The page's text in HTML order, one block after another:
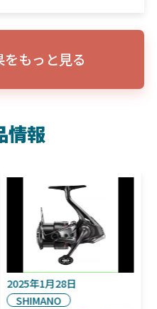
もっと見る
情報
2025年2月2日
SHIMANO